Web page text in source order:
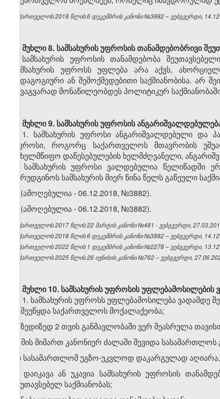
საქართველოს 2018 წლის 6 დეკემბრის კანონი №3882 – ვებგვერდი,
მუხლი 8. სამსახურის უფროსის თანამდებობრივი
სამსახურის უფროსის თანამდებობა
სამსახურის უფროსს უფლება არა აქვს,
პედაგოგიური ან შემოქმედებითი საქმიანობისა. არ
სხვაგვარად მონაწილეობდეს პოლიტიკურ
მუხლი 9. სამსახურის უფროსის
1. სამსახურის უფროსი ანგარიშვალდებული და
უფროსი, როგორც საქართველოს მთავრობის
სახელმწიფო დაწესებულების ხელმძღვანელი,
2. სამსახურის უფროსი ვალდებულია წელიწადში
წარუდგინოს სამსახურის მიერ წინა წელს გაწეული
3. (ამოღებულია - 06.12.2018, №3882).
(ამოღებულია - 06.12.2018, №3882).
საქართველოს 2017 წლის 22 მარტის კანონი №481 - ვებგვერდი,
საქართველოს 2018 წლის 6 დეკემბრის კანონი №3882 – ვებგვერდი,
საქართველოს 2022 წლის 1 დეკემბრის კანონი №2278 – ვებგვერდი,
საქართველოს 2025 წლის 26 ივნისის კანონი №762 – ვებგვერდი,
მუხლი 10. სამსახურის უფროსის უფლებამოსილების
1. სამსახურის უფროსს უფლებამოსილება ვადამდე
ა) შეუწყდა საქართველოს მოქალაქეობა;
ბ) ზედიზედ 2 თვის განმავლობაში ვერ შეასრულა
გ) მის მიმართ კანონიერ ძალაში შევიდა სასამართლოს
დ) სასამართლომ უგზო-უკვლოდ დაკარგულად
ე) დაიკავა ან უკავია სამსახურის უფროსის
შეუთავსებელ საქმიანობას;